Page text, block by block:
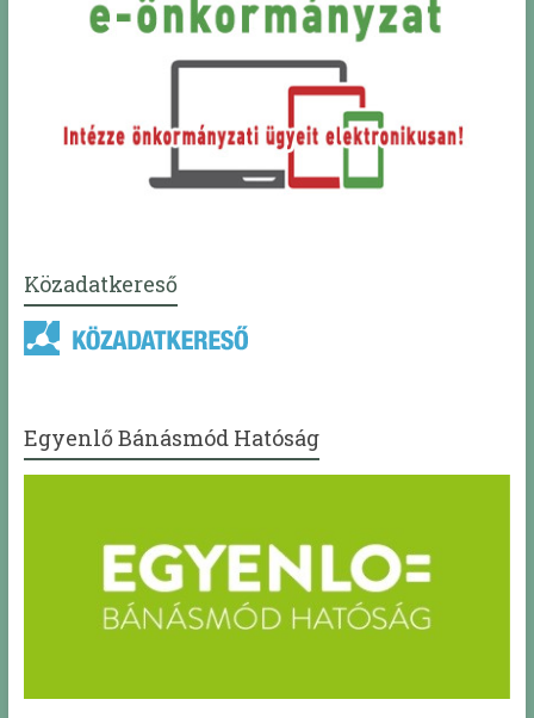
Közadatkereső
Egyenlő Bánásmód Hatóság